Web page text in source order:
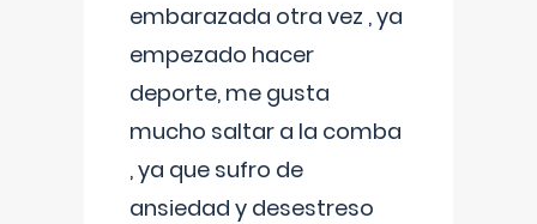
embarazada otra vez , ya
empezado hacer
deporte, me gusta
mucho saltar a la comba
, ya que sufro de
ansiedad y desestreso